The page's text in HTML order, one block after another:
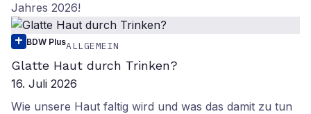
Jahres 2026!
BDW PlusALLGEMEIN
Glatte Haut durch Trinken?
16. Juli 2026
Wie unsere Haut faltig wird und was das damit zu tun